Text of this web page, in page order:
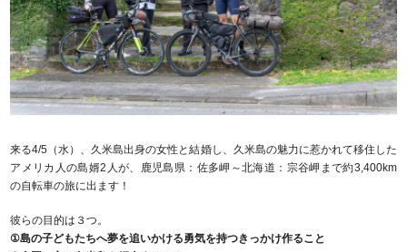
来る4/5（水）、久米島出身の女性と結婚し、久米島の魅力に惹かれて移住した
アメリカ人の島婿2人が、鹿児島県：佐多岬～北海道：宗谷岬まで約3,400km
の自転車の旅に出ます！
彼らの目的は３つ。
①島の子どもたちへ夢を追いかける勇気を持つきっかけ作ること